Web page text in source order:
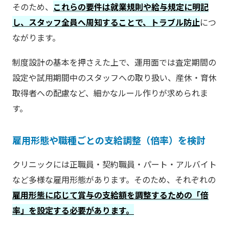
そのため、 これらの要件は就業規則や給与規定に明記
し、スタッフ全員へ周知することで、トラブル防止につ
ながります。
制度設計の基本を押さえた上で、運用面では査定期間の
設定や試用期間中のスタッフへの取り扱い、産休・育休
取得者への配慮など、細かなルール作りが求められま
す。
雇用形態や職種ごとの支給調整（倍率）を検討
クリニックには正職員・契約職員・パート・アルバイト
など多様な雇用形態があります。そのため、それぞれの
雇用形態に応じて賞与の支給額を調整するための「倍
率」を設定する必要があります。